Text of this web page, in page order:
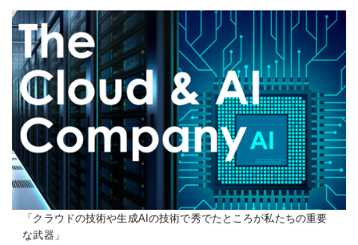
「クラウドの技術や生成AIの技術で秀でたところが私たちの重要
な武器」